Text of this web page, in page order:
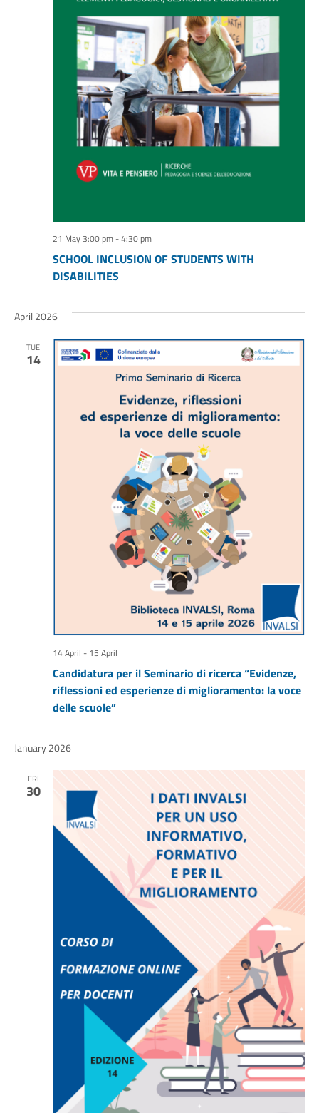
SCHOOL INCLUSION OF STUDENTS WITH
DISABILITIES
21 May 3:00 pm-4:30 pm
April 2026
TUE
14
Candidatura per il Seminario di ricerca “Evidenze,
riflessioni ed esperienze di miglioramento: la voce
delle scuole”
14 April - 15 April
January 2026
FRI
30